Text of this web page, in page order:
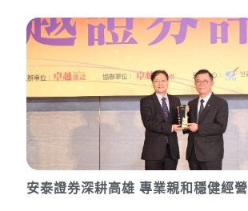
安泰證券深耕高雄 專業親和穩健經營